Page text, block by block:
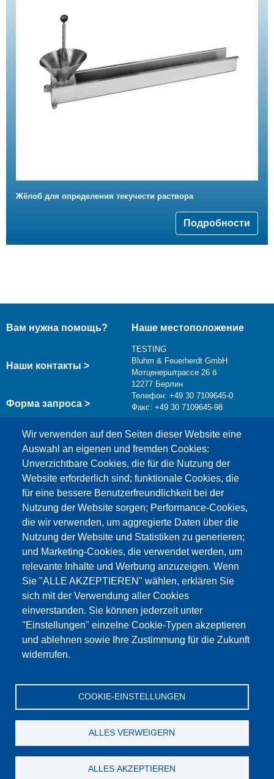
Жёлоб для определения текучести раствора
Подробности
Wir verwenden auf den Seiten dieser Website eine
Auswahl an eigenen und fremden Cookies:
Unverzichtbare Cookies, die für die Nutzung der
Website erforderlich sind; funktionale Cookies, die
für eine bessere Benutzerfreundlichkeit bei der
Nutzung der Website sorgen; Performance-Cookies,
die wir verwenden, um aggregierte Daten über die
Nutzung der Website und Statistiken zu generieren;
und Marketing-Cookies, die verwendet werden, um
relevante Inhalte und Werbung anzuzeigen. Wenn
Sie "ALLE AKZEPTIEREN" wählen, erklären Sie
sich mit der Verwendung aller Cookies
einverstanden. Sie können jederzeit unter
"Einstellungen" einzelne Cookie-Typen akzeptieren
und ablehnen sowie Ihre Zustimmung für die Zukunft
widerrufen.
COOKIE-EINSTELLUNGEN
ALLES VERWEIGERN
ALLES AKZEPTIEREN
Вам нужна помощь?
Наши контакты >
Форма запроса >
Наше местоположение
TESTING
Bluhm & Feuerherdt GmbH
Мотценерштрассе 26 б
12277 Берлин
Телефон: +49 30 7109645-0
Факс: +49 30 7109645-98
info@testing.de
Этот материал заблокирован, потому что
файлы cookie Google Maps не были приняты.
НЕОБХОДИМО ПРИНЯТЬ ТОЛЬКО
ФАЙЛЫ COOKIE GOOGLE MAPS.
Alle Cookies akzeptieren
© Testing Bluhm & Feuerherdt GmbH 09.08.2026